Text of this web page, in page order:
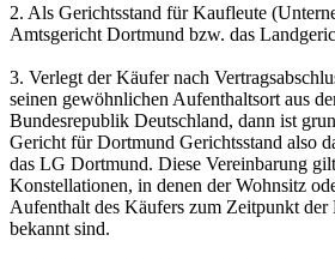
2. Als Gerichtsstand für Kaufleute
Amtsgericht Dortmund bzw. das
3. Verlegt der Käufer nach
seinen gewöhnlichen Aufenthaltsort aus
Bundesrepublik Deutschland, dann ist
Gericht für Dortmund Gerichtsstand also
das LG Dortmund. Diese Vereinbarung
Konstellationen, in denen der Wohnsitz
Aufenthalt des Käufers zum Zeitpunkt der
bekannt sind.